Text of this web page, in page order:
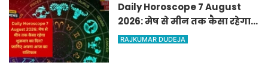
Daily Horoscope 7 August
2026: मेष से मीन तक कैसा रहेगा
शुक्रवार का दिन? जानिए अपना
RAJKUMAR DUDEJA